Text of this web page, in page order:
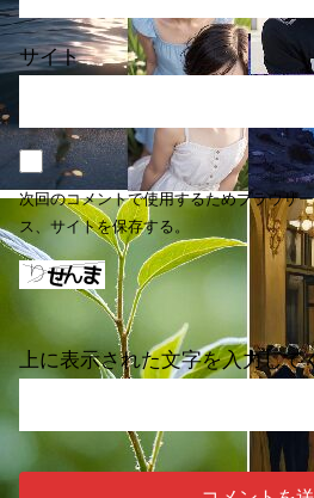
サイト
次回のコメントで使用するためブラウザ
ス、サイトを保存する。
上に表示された文字を入力して